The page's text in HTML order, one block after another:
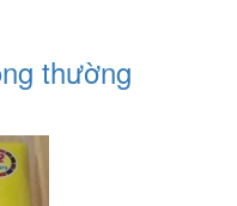
thường